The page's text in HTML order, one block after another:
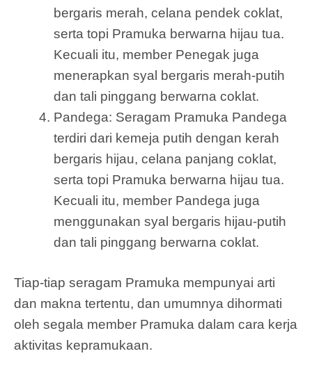
bergaris merah, celana pendek coklat,
serta topi Pramuka berwarna hijau tua.
Kecuali itu, member Penegak juga
menerapkan syal bergaris merah-putih
dan tali pinggang berwarna coklat.
Pandega: Seragam Pramuka Pandega
terdiri dari kemeja putih dengan kerah
bergaris hijau, celana panjang coklat,
serta topi Pramuka berwarna hijau tua.
Kecuali itu, member Pandega juga
menggunakan syal bergaris hijau-putih
dan tali pinggang berwarna coklat.
Tiap-tiap seragam Pramuka mempunyai arti
dan makna tertentu, dan umumnya dihormati
oleh segala member Pramuka dalam cara kerja
aktivitas kepramukaan.